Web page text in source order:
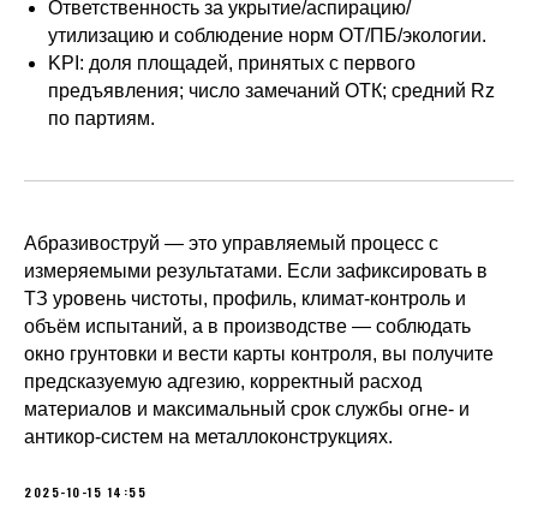
Ответственность за укрытие/аспирацию/
утилизацию и соблюдение норм ОТ/ПБ/экологии.
KPI: доля площадей, принятых с первого
предъявления; число замечаний ОТК; средний Rz
по партиям.
Абразивоструй — это управляемый процесс с
измеряемыми результатами. Если зафиксировать в
ТЗ уровень чистоты, профиль, климат-контроль и
объём испытаний, а в производстве — соблюдать
окно грунтовки и вести карты контроля, вы получите
предсказуемую адгезию, корректный расход
материалов и максимальный срок службы огне- и
антикор-систем на металлоконструкциях.
2025-10-15 14:55
Изготовление металлоконструкций
Аренда спецтехники
Модернизация и реконструкция
Инжиниринг
Капитальное строительство
Клиенты
Новости
О нас